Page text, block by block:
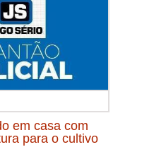
em casa com
para o cultivo